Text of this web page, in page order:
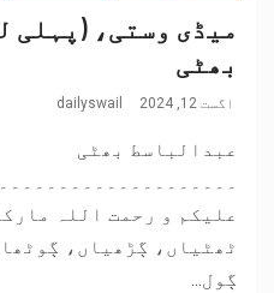
میڈی وستی، (پہلی
بھٹی
اگست 12, 2024 dailyswail
عبدالباسط بھٹی
علیکم و رحمت اللہ
ٹھٹیاں، ڳڑھیاں،
ڳول...